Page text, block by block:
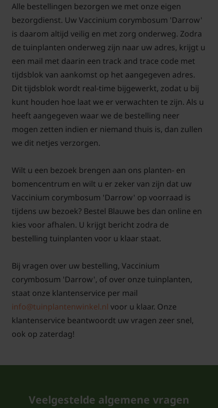
Alle bestellingen bezorgen we met onze eigen
bezorgdienst. Uw Vaccinium corymbosum 'Darrow'
is daarom altijd veilig en met zorg onderweg. Zodra
de tuinplanten onderweg zijn naar uw adres, krijgt u
een mail met daarin een track and trace code met
tijdsblok van aankomst op het aangegeven adres.
Dit tijdsblok wordt real-time bijgewerkt, zodat u bij
kunt houden hoe laat we er verwachten te zijn. Als u
heeft aangegeven waar we de bestelling neer
mogen zetten indien er niemand thuis is, dan zullen
we dit netjes verzorgen.
Wilt u een bezoek brengen aan ons planten- en
bomencentrum en wilt u er zeker van zijn dat uw
Vaccinium corymbosum 'Darrow' op voorraad is
tijdens uw bezoek? Bestel Blauwe bes dan online en
kies voor afhalen. U krijgt bericht zodra de
bestelling tuinplanten voor u klaar staat.
Bij vragen over uw bestelling, Vaccinium
corymbosum 'Darrow', of over onze tuinplanten,
staat onze klantenservice per mail
info@tuinplantenwinkel.nl voor u klaar. Onze
klantenservice beantwoordt uw vragen zeer snel,
ook op zaterdag!
Veelgestelde algemene vragen